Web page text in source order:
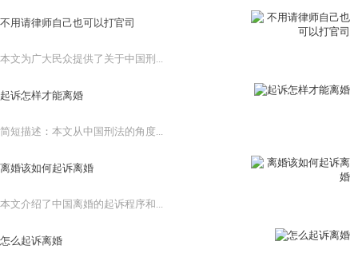
不用请律师自己也可以打官司
本文为广大民众提供了关于中国刑...
起诉怎样才能离婚
简短描述：本文从中国刑法的角度...
离婚该如何起诉离婚
本文介绍了中国离婚的起诉程序和...
怎么起诉离婚